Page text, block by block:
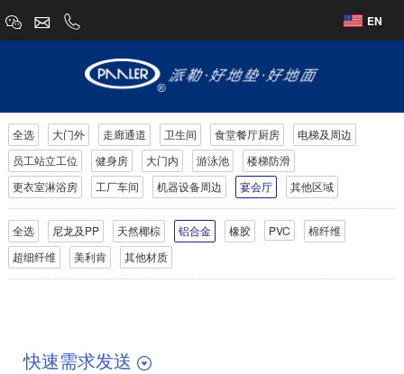
EN
全选 大门外 走廊通道 卫生间 食堂餐厅厨房
电梯及周边
员工站立工位
健身房 大门内 游泳池
楼梯防滑
更衣室淋浴房
工厂车间 机器设备周边 宴会厅 其他区域
全选 尼龙及PP 天然椰棕 铝合金 橡胶 PVC
棉纤维
超细纤维
美利肯 其他材质
快速需求发送